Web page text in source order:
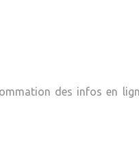
des infos en